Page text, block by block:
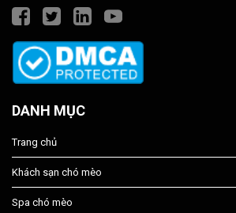
DANH MỤC
Trang chủ
Khách sạn chó mèo
Spa chó mèo